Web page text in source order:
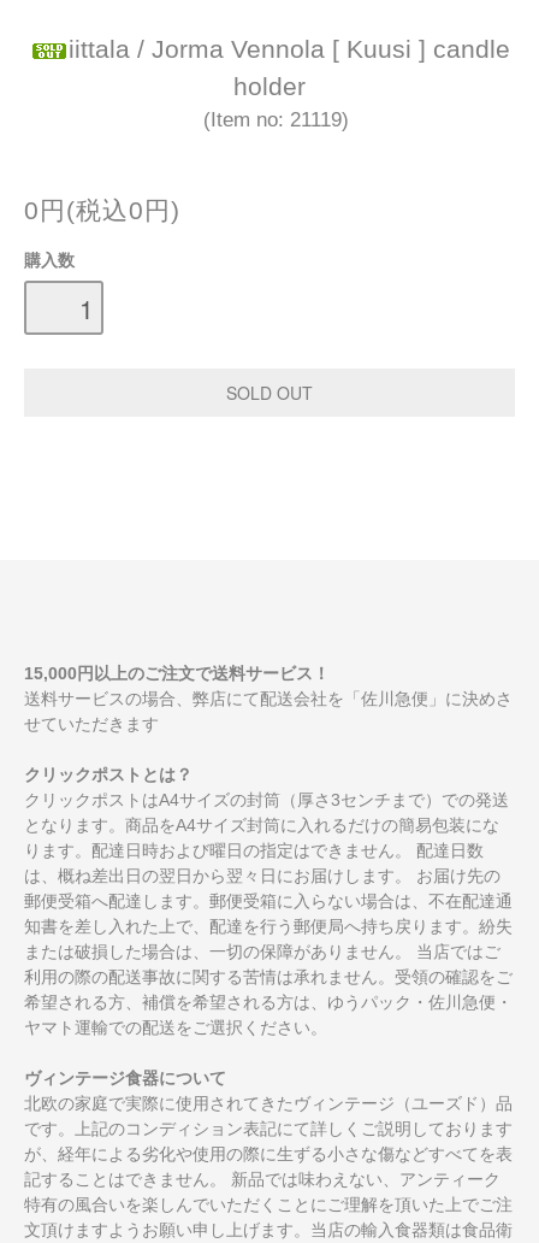
iittala / Jorma Vennola [ Kuusi ] candle
holder
(Item no: 21119)
0円(税込0円)
購入数
15,000円以上のご注文で送料サービス！
送料サービスの場合、弊店にて配送会社を「佐川急便」に決めさ
せていただきます
クリックポストとは？
クリックポストはA4サイズの封筒（厚さ3センチまで）での発送
となります。商品をA4サイズ封筒に入れるだけの簡易包装にな
ります。配達日時および曜日の指定はできません。 配達日数
は、概ね差出日の翌日から翌々日にお届けします。 お届け先の
郵便受箱へ配達します。郵便受箱に入らない場合は、不在配達通
知書を差し入れた上で、配達を行う郵便局へ持ち戻ります。紛失
または破損した場合は、一切の保障がありません。 当店ではご
利用の際の配送事故に関する苦情は承れません。受領の確認をご
希望される方、補償を希望される方は、ゆうパック・佐川急便・
ヤマト運輸での配送をご選択ください。
ヴィンテージ食器について
北欧の家庭で実際に使用されてきたヴィンテージ（ユーズド）品
です。上記のコンディション表記にて詳しくご説明しております
が、経年による劣化や使用の際に生ずる小さな傷などすべてを表
記することはできません。 新品では味わえない、アンティーク
特有の風合いを楽しんでいただくことにご理解を頂いた上でご注
文頂けますようお願い申し上げます。当店の輸入食器類は食品衛